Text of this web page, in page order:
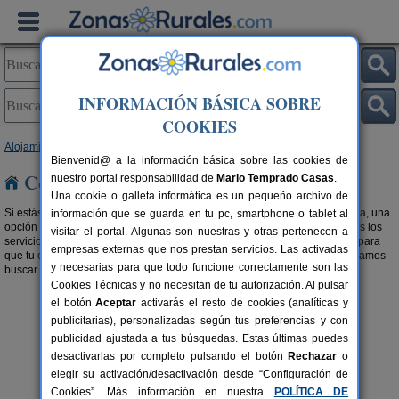
Alojamientos
Complejos Rurales
Si estás pensando en realizar una escapada de turismo rural en toda regla, una
opción a tener muy en cuenta son loscomplejos rurales . Zonas con todos los
servicios, bien comunicadas y con todas las comodidades que necesitas para
que tu experiencia rural sea positiva y satisfactoria. También te recomendamos
buscar en nuestra selección deApartamentos Rurales.
18 pers.
Los Carriles
INFORMACIÓN BÁSICA SOBRE
COOKIES
Bienvenid@ a la información básica sobre las cookies de
nuestro portal responsabilidad de Mario Temprado Casas.
Una cookie o galleta informática es un pequeño archivo de
información que se guarda en tu pc, smartphone o tablet al
visitar el portal. Algunas son nuestras y otras pertenecen a
empresas externas que nos prestan servicios. Las activadas
y necesarias para que todo funcione correctamente son las
Cookies Técnicas y no necesitan de tu autorización. Al pulsar
el botónAceptar activarás el resto de cookies (analíticas y
publicitarias), personalizadas según tus preferencias y con
publicidad ajustada a tus búsquedas. Estas últimas puedes
desactivarlas por completo pulsando el botón Rechazar o
elegir su activación/desactivación desde “Configuración de
Cookies”. Más información en nuestra
POLÍTICA DE